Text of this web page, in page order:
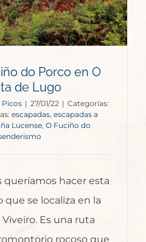
do Porco en O
de Lugo
Picos | 27/01/22 | Categorías:
escapadas escapadas a
Lucense O Fuciño do
queríamos hacer esta
se localiza en la
Es una ruta
rocoso que